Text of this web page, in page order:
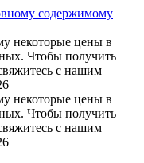
содержимому
некоторые цены в
Чтобы получить
с нашим
некоторые цены в
Чтобы получить
с нашим